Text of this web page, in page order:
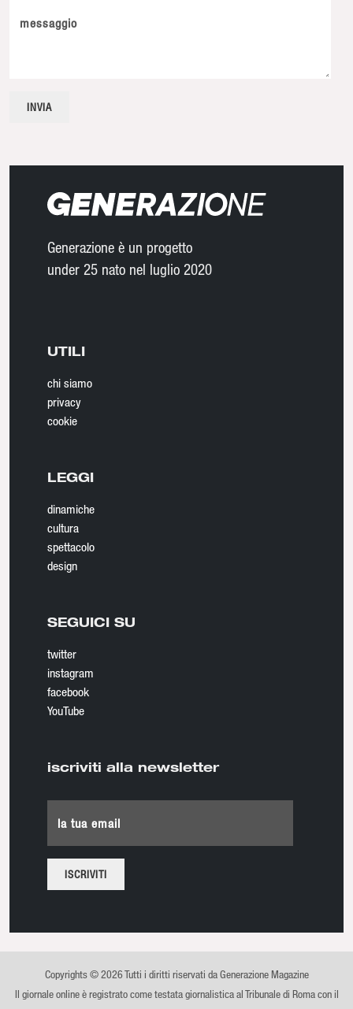
messaggio
Generazione è un progetto
under 25 nato nel luglio 2020
UTILI
chi siamo
privacy
cookie
LEGGI
dinamiche
cultura
spettacolo
design
SEGUICI SU
twitter
instagram
facebook
YouTube
iscriviti alla newsletter
la tua email
Copyrights © 2026 Tutti i diritti riservati da Generazione Magazine
Il giornale online è registrato come testata giornalistica al Tribunale di Roma con il